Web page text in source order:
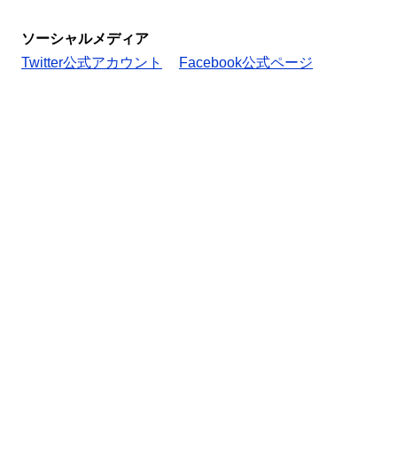
ソーシャルメディア
Twitter公式アカウント
Facebook公式ページ